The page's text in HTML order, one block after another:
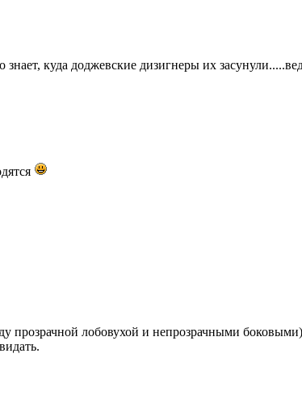
куда доджевские дизигнеры их
прозрачной лобовухой и непрозрачными боковыми)